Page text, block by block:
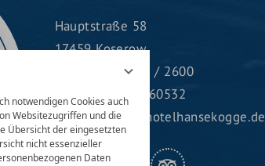
notwendigen Cookies auch
Websitezugriffen und die
Übersicht der eingesetzten
nicht essenzieller
Daten
Hauptstraße 58
17459 Koserow
038375 / 2600
Fax: 038375 / 260532
reservierung@hotelhansekogge.de